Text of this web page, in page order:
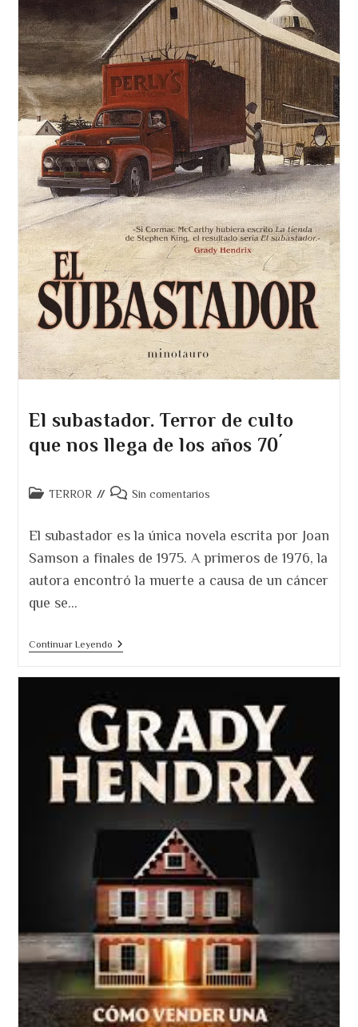
El subastador. Terror de culto
que nos llega de los años 70´
Categoría
entrada:
TERROR
Comentarios
entrada:
Sin comentarios
El subastador es la única novela escrita por Joan
Samson a finales de 1975. A primeros de 1976, la
autora encontró la muerte a causa de un cáncer
que se…
Continuar LeyendoEl
Que
Nos
Llega
De
Los
Años
70
´